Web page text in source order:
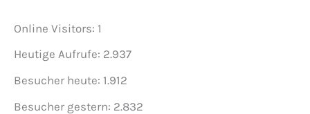
Online Visitors: 1
Heutige Aufrufe: 2.937
Besucher heute: 1.912
Besucher gestern: 2.832